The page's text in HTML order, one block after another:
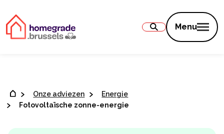
Menu
Onze adviezen
Energie
Fotovoltaïsche zonne-energie